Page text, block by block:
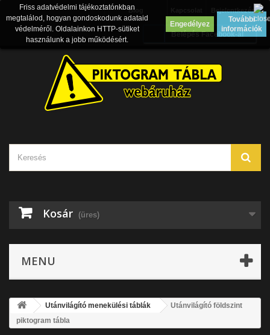
Bejelentkezés
Blog
Belépés Facebook-al
Kosár (üres)
MENU
Friss adatvédelmi tájékoztatónkban
megtalálod, hogyan gondoskodunk adataid
védelméről. Oldalainkon HTTP-sütiket
használunk a jobb működésért.
Engedélyez
További
információk
Utánvilágító menekülési táblák
Utánvilágító földszint
piktogram tábla